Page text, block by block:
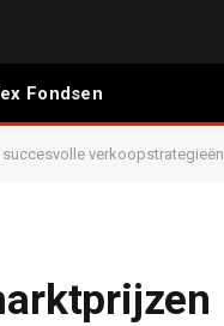
Fondsen
verkoopstrategieën